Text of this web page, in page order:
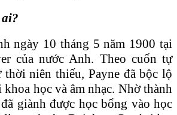
ngày 10 tháng 5 năm 1900 tại
của nước Anh. Theo cuốn tự
thời niên thiếu, Payne đã bộc lộ
học và âm nhạc. Nhờ thành
giành được học bổng vào học